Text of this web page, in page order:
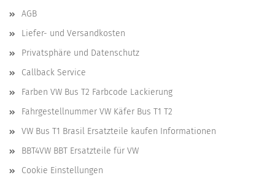
AGB
Liefer- und Versandkosten
Privatsphäre und Datenschutz
Callback Service
Farben VW Bus T2 Farbcode Lackierung
Fahrgestellnummer VW Käfer Bus T1 T2
VW Bus T1 Brasil Ersatzteile kaufen Informationen
BBT4VW BBT Ersatzteile für VW
Cookie Einstellungen